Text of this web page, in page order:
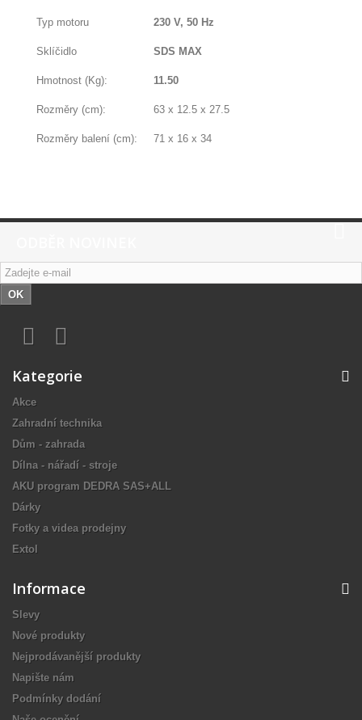
Typ motoru 230 V, 50 Hz
Sklíčidlo SDS MAX
Hmotnost (Kg): 11.50
Rozměry (cm): 63 x 12.5 x 27.5
Rozměry balení (cm): 71 x 16 x 34
OK
Kategorie
Akce
Zahradní technika
Dům - zahrada
Dílna - nářadí - stroje
AKU program DEDRA SAS+ALL
Dárky
Fotky a videa prodejny
Extol
Informace
Slevy
Nové produkty
Nejprodávanější produkty
Napište nám
Podmínky dodání